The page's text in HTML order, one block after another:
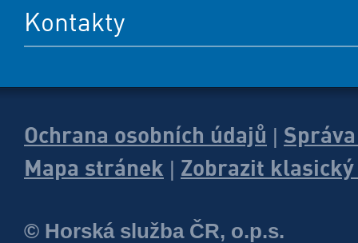
Kontakty
Ochrana osobních údajů
Mapa stránek
Zobrazit
© Horská služba ČR, o.p.s.